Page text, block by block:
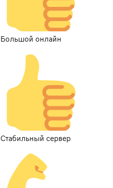
Большой онлайн
Стабильный сервер